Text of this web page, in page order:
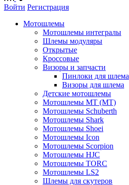
Войти Регистрация
Мотошлемы
Мотошлемы интегралы
Шлемы модуляры
Открытые
Кросcовые
Визоры и запчасти
Пинлоки для шлема
Визоры для шлема
Детские мотошлемы
Мотошлемы MT (МТ)
Мотошлемы Schuberth
Мотошлемы Shark
Мотошлемы Shoei
Мотошлемы Icon
Мотошлемы Scorpion
Мотошлемы HJC
Мотошлемы TORC
Мотошлемы LS2
Шлемы для скутеров